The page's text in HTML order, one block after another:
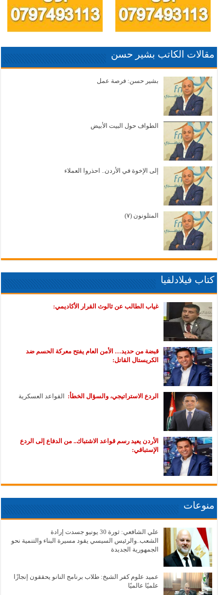
مقالات الكاتب بشير حسن
بشير حسن: فرصة عمل
الطواف حول البيت الأبيض
إلى الإخوة في الأردن.. احذروا العملاء
المتلونون (٧)
كتاب فيلادلفيا
غياب الطالب عن ثالوث القرار الأكاديمي:
قبضة من حديد… الأمن العام يفتح معركة الحسم ضد
الكريستال القاتل:
الردع الاستراتيجي، والسؤال الخطأ: القواعد العسكرية
الأردن يعيد رسم قواعد الاشتباك.. من الدفاع إلى الردع
الإستباقي:
منوعات
علي الشافعي: ثورة 30 يونيو جسدت إرادة
الشعب..والرئيس السيسي يقود مسيرة البناء والتنمية نحو
الجمهورية الجديدة
عميد علوم كفر الشيخ: طلاب برنامج النانو يحققون إنجازًا
علميًا عالميًا